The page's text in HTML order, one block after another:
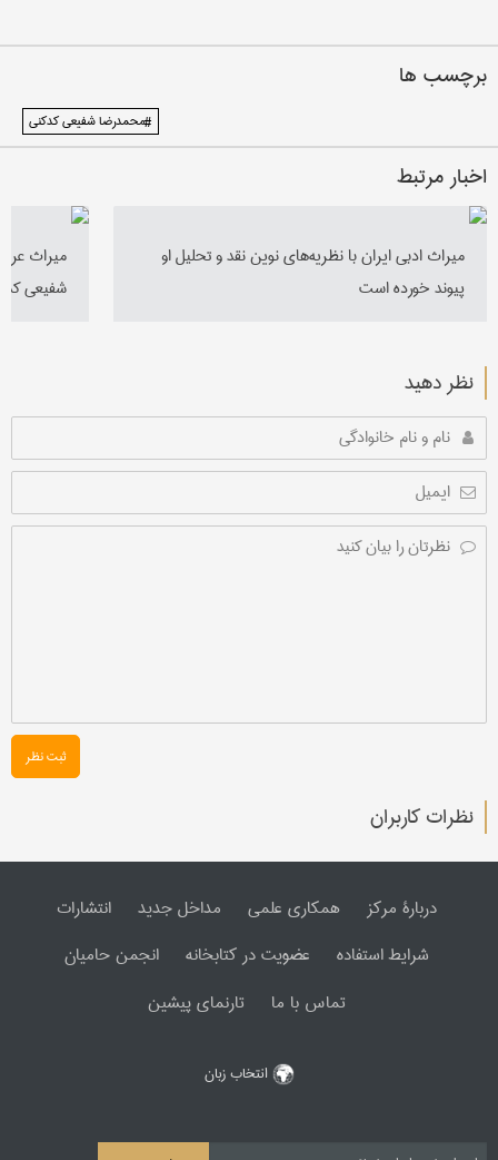
برچسب ها
#محمدرضا شفیعی کدکنی
اخبار مرتبط
میراث ادبی ایران با نظریه‌های نوین نقد و تحلیل او
پیوند خورده است
میراث
شفیعی
نظر دهید
ثبت نظر
نظرات کاربران
دربارۀ مرکز همکاری علمی مداخل جدید
انتشارات
شرایط استفاده
عضویت در کتابخانه
انجمن حامیان
تماس با ما
تارنمای پیشین
انتخاب زبان